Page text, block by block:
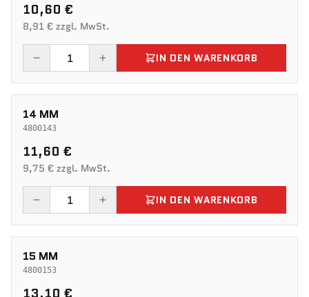
10,60 €
8,91 € zzgl. MwSt.
IN DEN WARENKORB
14 MM
4800143
11,60 €
9,75 € zzgl. MwSt.
IN DEN WARENKORB
15 MM
4800153